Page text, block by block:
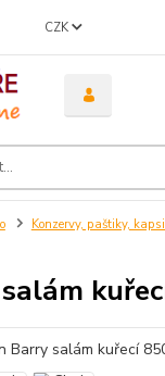
CZK
Konzervy, paštiky,